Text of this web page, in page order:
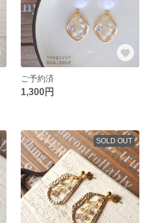
ご予約済
1,300円
SOLD OUT